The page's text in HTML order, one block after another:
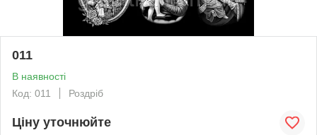
011
В наявності
Код: 011
Роздріб
Ціну уточнюйте